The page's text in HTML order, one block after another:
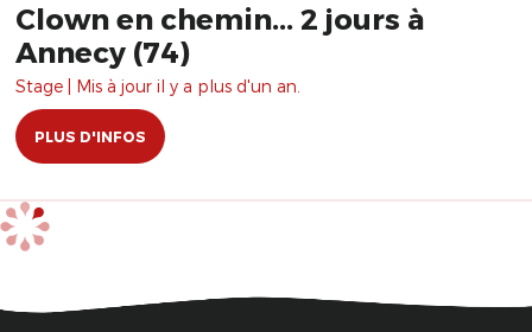
Clown en chemin... 2 jours à
Annecy (74)
Stage | Mis à jour il y a plus d'un an.
PLUS D'INFOS